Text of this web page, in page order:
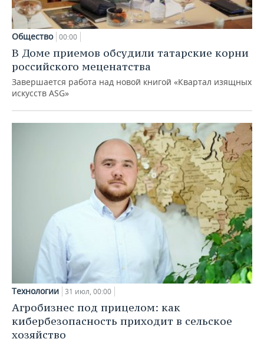
Общество 00:00
В Доме приемов обсудили татарские корни
российского меценатства
Завершается работа над новой книгой «Квартал изящных
искусств ASG»
Технологии 31 июл, 00:00
Агробизнес под прицелом: как
кибербезопасность приходит в сельское
хозяйство